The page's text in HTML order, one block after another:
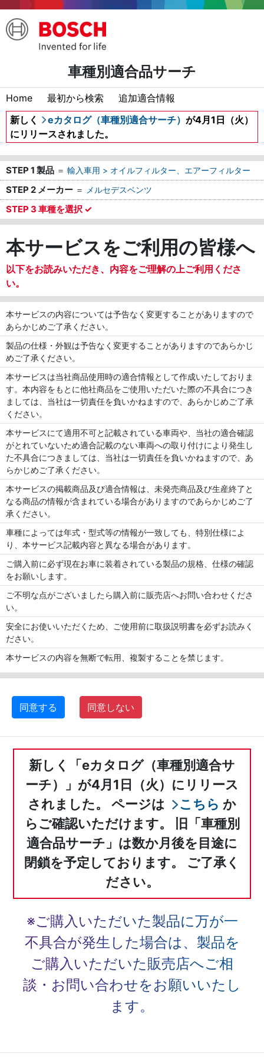
車種別適合品サーチ
Home 最初から検索
追加適合情報
新しく
eカタログ（車種別適合サーチ） が4月1日（火）
にリリースされました。
STEP 1 製品 ＝ 輸入車用 > オイルフィルター、エアーフィルター
STEP 2 メーカー ＝ メルセデスベンツ
STEP 3 車種を選択 ✓
本サービスをご利用の皆様へ
以下をお読みいただき、内容をご理解の上ご利用くださ
い。
本サービスの内容については予告なく変更することがありますので
あらかじめご了承ください。
製品の仕様・外観は予告なく変更することがありますのであらかじ
めご了承ください。
本サービスは当社商品使用時の適合情報として作成いたしておりま
す。本内容をもとに他社商品をご使用いただいた際の不具合につき
ましては、当社は一切責任を負いかねますので、あらかじめご了承
ください。
本サービスにて適用不可と記載されている車両や、当社の適合確認
がとれていないため適合記載のない車両への取り付けにより発生し
た不具合につきましては、当社は一切責任を負いかねますので、あ
らかじめご了承ください。
本サービスの掲載商品及び適合情報は、未発売商品及び生産終了と
なる商品の情報が含まれている場合がありますのであらかじめご了
承ください。
車種によっては年式・型式等の情報が一致しても、特別仕様によ
り、本サービス記載内容と異なる場合があります。
ご購入前に必ず現在お車に装着されている製品の規格、仕様の確認
をお願いします。
ご不明な点がございましたら購入前に販売店へお問い合わせくださ
い。
安全にお使いいただくため、ご使用前に取扱説明書を必ずお読みく
ださい。
本サービスの内容を無断で転用、複製することを禁じます。
同意する 同意しない
新しく「eカタログ（車種別適合サ
ーチ）」が4月1日（火）にリリース
されました。
ページは こちら か
らご確認いただけます。
旧「車種別
適合品サーチ」は数か月後を目途に
閉鎖を予定しております。
ご了承く
ださい。
※ご購入いただいた製品に万が一
不具合が発生した場合は、 製品を
ご購入いただいた販売店へご相
談・お問い合わせをお願いいたし
ます。